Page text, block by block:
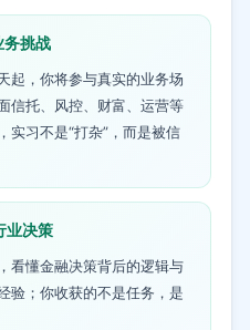
挑战
起，你将参与真实的业务场
信托、风控、财富、运营等
实习不是“打杂”，而是被信
业决策
看懂金融决策背后的逻辑与
验；你收获的不是任务，是